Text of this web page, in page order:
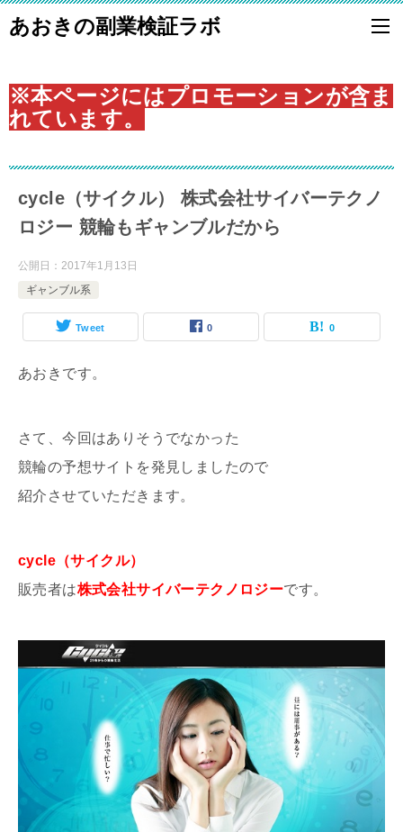
あおきの副業検証ラボ
※本ページにはプロモーションが含ま
れています。
cycle（サイクル） 株式会社サイバーテクノ
ロジー 競輪もギャンブルだから
公開日： 2017年1月13日
ギャンブル系
Tweet 0 0
あおきです。
さて、今回はありそうでなかった
競輪の予想サイトを発見しましたので
紹介させていただきます。
cycle（サイクル）
販売者は株式会社サイバーテクノロジーです。